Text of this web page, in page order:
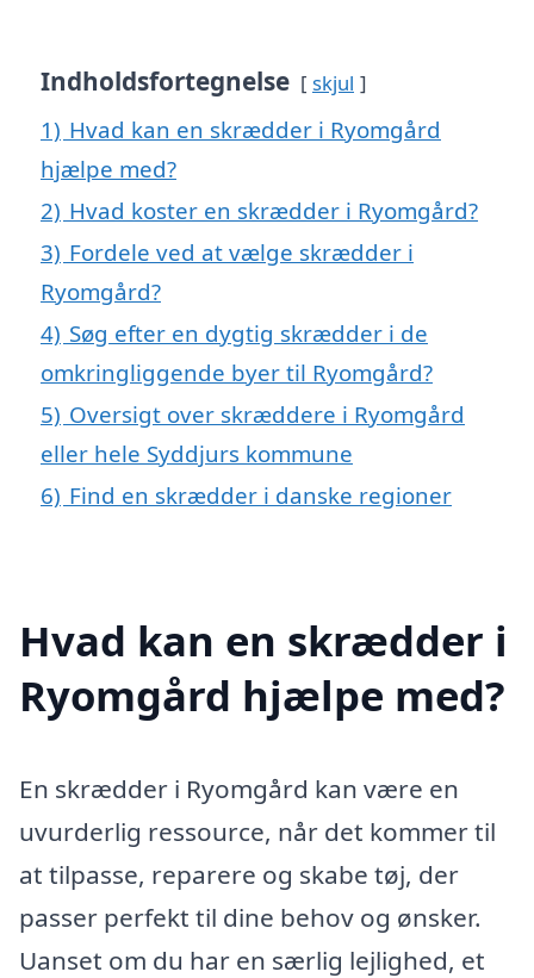
Indholdsfortegnelse skjul
1) Hvad kan en skrædder i Ryomgård
hjælpe med?
2) Hvad koster en skrædder i Ryomgård?
3) Fordele ved at vælge skrædder i
Ryomgård?
4) Søg efter en dygtig skrædder i de
omkringliggende byer til Ryomgård?
5) Oversigt over skræddere i Ryomgård
eller hele Syddjurs kommune
6) Find en skrædder i danske regioner
Hvad kan en skrædder i
Ryomgård hjælpe med?
En skrædder i Ryomgård kan være en
uvurderlig ressource, når det kommer til
at tilpasse, reparere og skabe tøj, der
passer perfekt til dine behov og ønsker.
Uanset om du har en særlig lejlighed, et